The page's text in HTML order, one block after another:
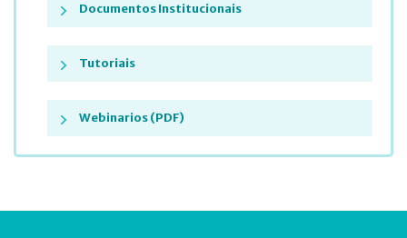
Documentos Institucionais
Tutoriais
Webinarios (PDF)